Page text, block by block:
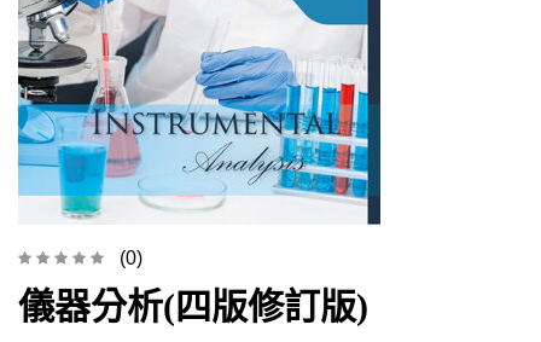
(0)
儀器分析(四版修訂版)